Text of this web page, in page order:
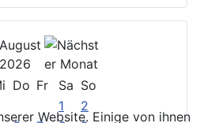
August
2026
Do Fr Sa So
1
2
Website. Einige von ihnen